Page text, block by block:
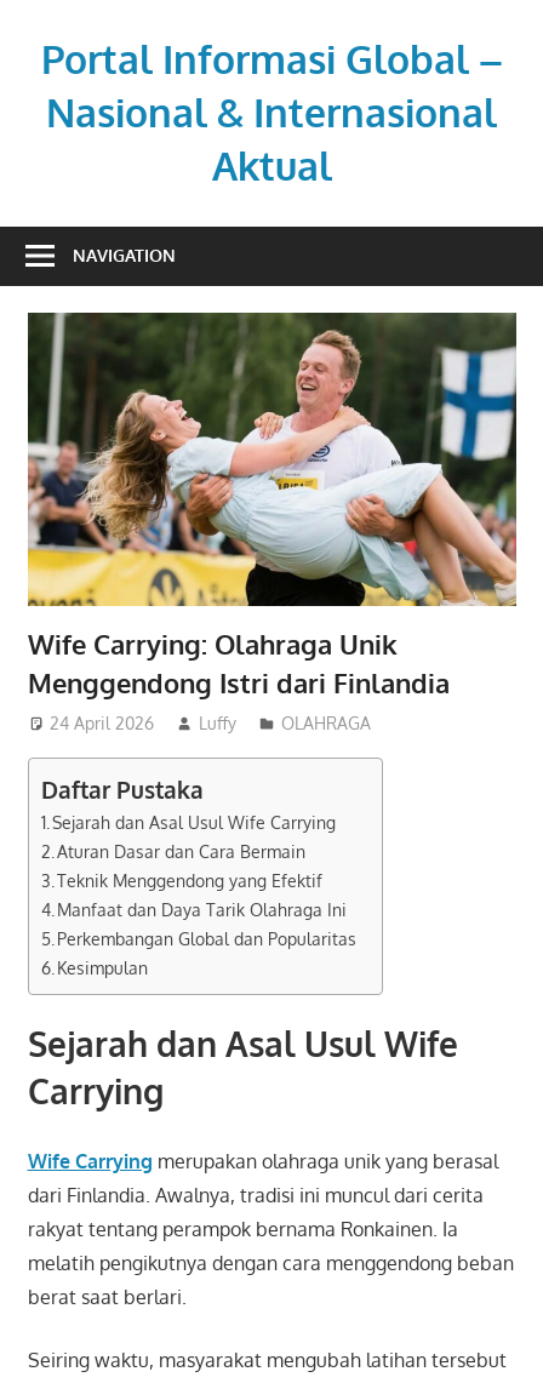
contentPortal Informasi Global –
Nasional & Internasional
Aktual
berita
untuk
pembaca
aktif.
NAVIGATION
Wife Carrying: Olahraga Unik
Menggendong Istri dari Finlandia
24 April 2026 Luffy OLAHRAGA
Daftar Pustaka
Sejarah dan Asal Usul Wife Carrying
Aturan Dasar dan Cara Bermain
Teknik Menggendong yang Efektif
Manfaat dan Daya Tarik Olahraga Ini
Perkembangan Global dan Popularitas
Kesimpulan
Sejarah dan Asal Usul Wife
Carrying
Wife Carrying merupakan olahraga unik yang berasal
dari Finlandia. Awalnya, tradisi ini muncul dari cerita
rakyat tentang perampok bernama Ronkainen. Ia
melatih pengikutnya dengan cara menggendong beban
berat saat berlari.
Seiring waktu, masyarakat mengubah latihan tersebut